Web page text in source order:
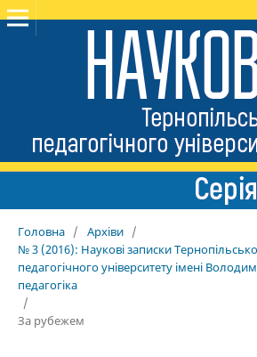
Головна / Архіви /
№ 3 (2016): Наукові записки
педагогічного університету імені
педагогіка
/
За рубежем